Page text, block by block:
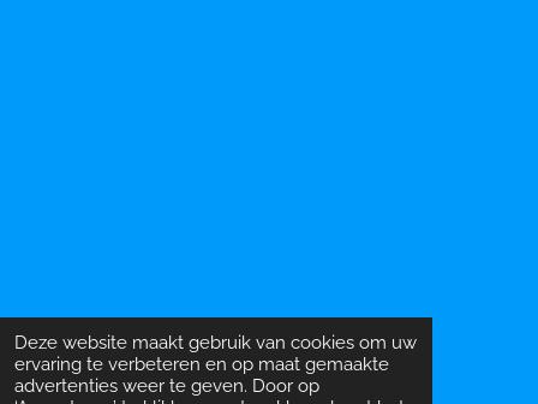
Deze website maakt gebruik van cookies om uw
ervaring te verbeteren en op maat gemaakte
advertenties weer te geven. Door op